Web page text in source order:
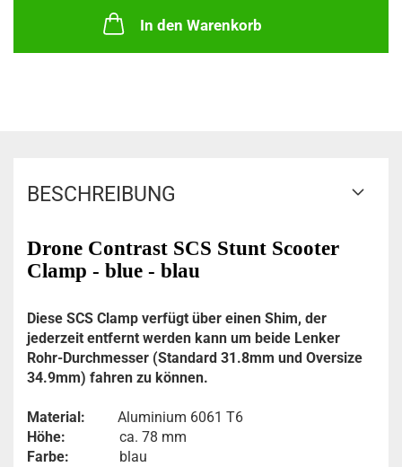
In den Warenkorb
BESCHREIBUNG
Drone Contrast SCS Stunt Scooter
Clamp - blue - blau
Diese SCS Clamp verfügt über einen Shim, der
jederzeit entfernt werden kann um beide Lenker
Rohr-Durchmesser (Standard 31.8mm und Oversize
34.9mm) fahren zu können.
Material: Aluminium 6061 T6
Höhe: ca. 78 mm
Farbe: blau